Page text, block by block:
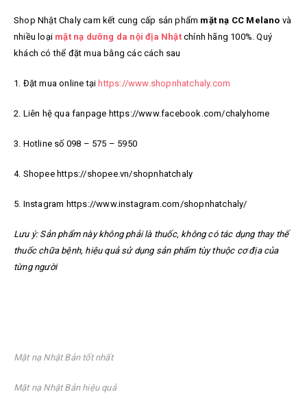
Shop Nhật Chaly cam kết cung cấp sản phẩm mặt nạ CC Melano và
nhiều loại mặt nạ dưỡng da nội địa Nhậtchính hãng 100%. Quý
khách có thể đặt mua bằng các cách sau
1. Đặt mua online tại https://www.shopnhatchaly.com
2. Liên hệ qua fanpage https://www.facebook.com/chalyhome
3. Hotline số 098 – 575 – 5950
4. Shopee https://shopee.vn/shopnhatchaly
5. Instagram https://www.instagram.com/shopnhatchaly/
Lưu ý: Sản phẩm này không phải là thuốc, không có tác dụng thay thế
thuốc chữa bệnh, hiệu quả sử dụng sản phẩm tùy thuộc cơ địa của
từng người
Mặt nạ Nhật Bản tốt nhất
Mặt nạ Nhật Bản hiệu quả